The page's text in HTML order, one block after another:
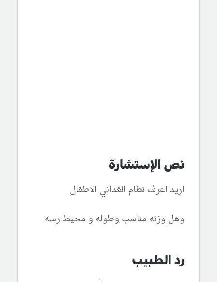
نص الإستشارة
اريد اعرف نظام الغدائي الاطفال
وهل وزنه مناسب وطوله و محيط رسه
رد الطبيب